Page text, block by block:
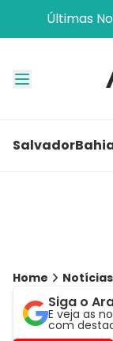
Últimas
Salvador
Home Notícias
Siga o
E veja as
com